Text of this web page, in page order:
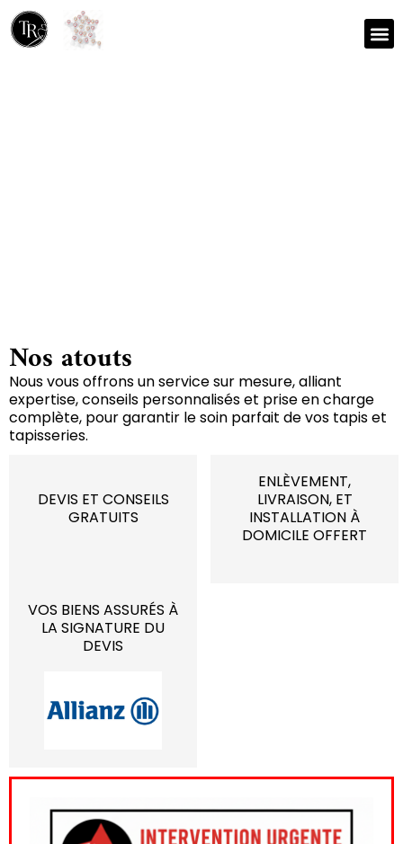
Nos atouts
Nous vous offrons un service sur mesure, alliant
expertise, conseils personnalisés et prise en charge
complète, pour garantir le soin parfait de vos tapis et
tapisseries.
DEVIS ET CONSEILS
GRATUITS
ENLÈVEMENT,
LIVRAISON, ET
INSTALLATION À
DOMICILE OFFERT
VOS BIENS ASSURÉS À
LA SIGNATURE DU
DEVIS